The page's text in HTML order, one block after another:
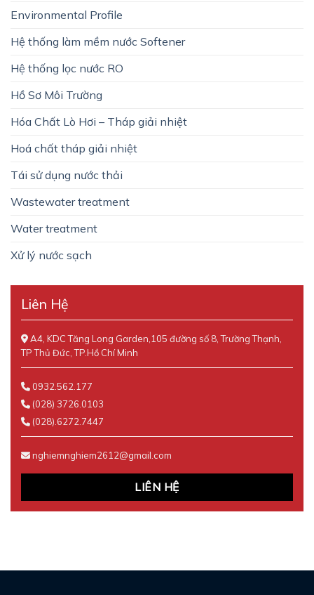
Environmental Profile
Hệ thống làm mềm nước Softener
Hệ thống lọc nước RO
Hồ Sơ Môi Trường
Hóa Chất Lò Hơi – Tháp giải nhiệt
Hoá chất tháp giải nhiệt
Tái sử dụng nước thải
Wastewater treatment
Water treatment
Xử lý nước sạch
Liên Hệ
A4, KDC Tăng Long Garden,105 đường số 8, Trường Thạnh,
TP Thủ Đức, TP.Hồ Chí Minh
0932.562.177
(028) 3726.0103
(028).6272.7447
nghiemnghiem2612@gmail.com
LIÊN HỆ